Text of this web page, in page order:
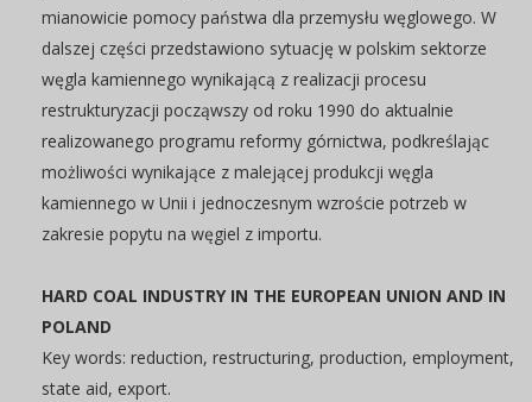
mianowicie pomocy państwa dla przemysłu węglowego. W
dalszej części przedstawiono sytuację w polskim sektorze
węgla kamiennego wynikającą z realizacji procesu
restrukturyzacji począwszy od roku 1990 do aktualnie
realizowanego programu reformy górnictwa, podkreślając
możliwości wynikające z malejącej produkcji węgla
kamiennego w Unii i jednoczesnym wzroście potrzeb w
zakresie popytu na węgiel z importu.
HARD COAL INDUSTRY IN THE EUROPEAN UNION AND IN
POLAND
Key words: reduction, restructuring, production, employment,
state aid, export.